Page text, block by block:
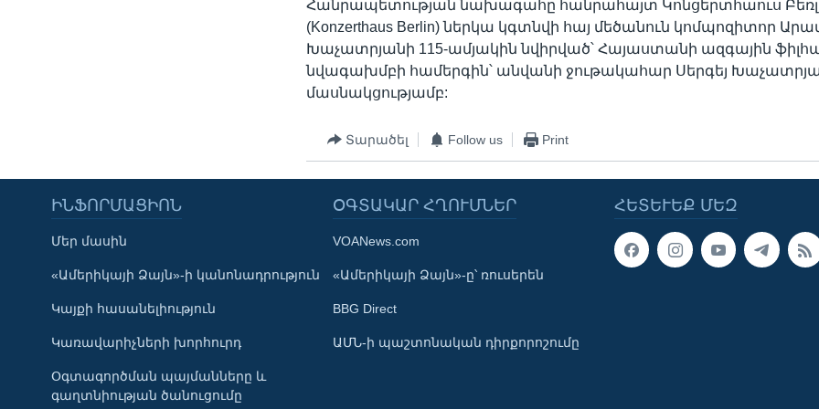
Learning English
ՀԵՏԵՒԵՔ ՄԵԶ
Լեզուներ
Հանրապետության նախագահը հանրահայտ Կոնցերտհաուս
(Konzerthaus Berlin) ներկա կգտնվի հայ մեծանուն կոմպոզիտոր
Խաչատրյանի 115-ամյակին նվիրված՝ Հայաստանի ազգային
նվագախմբի համերգին՝ անվանի ջութակահար Սերգեյ
մասնակցությամբ:
Տարածել Follow us Print
ՀԵՏԵՒԵՔ ՄԵԶ
ԻՆՖՈՐՄԱՑԻՈՆ
Մեր մասին
«Ամերիկայի Ձայն»-ի կանոնադրություն
Կայքի հասանելիություն
Կառավարիչների խորհուրդ
Օգտագործման պայմանները և
գաղտնիության ծանուցումը
ՕԳՏԱԿԱՐ ՀՂՈՒՄՆԵՐ
VOANews.com
«Ամերիկայի Ձայն»-ը՝ ռուսերեն
BBG Direct
ԱՄՆ-ի պաշտոնական դիրքորոշումը